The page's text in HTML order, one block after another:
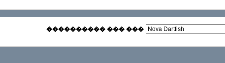
���������� ��� ���